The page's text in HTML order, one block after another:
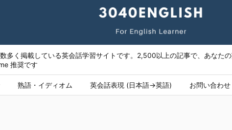
多く掲載している英会話学習サイトです。2,500以上の記事で、あな
推奨です
熟語・イディオム 英会話表現 (日本語→英語) お問い合わせ